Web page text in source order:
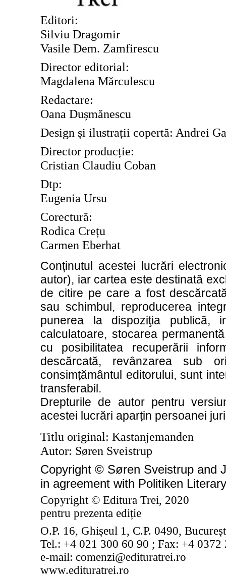
Editori:
Silviu Dragomir
Vasile Dem. Zamfirescu
Director editorial:
Magdalena Mărculescu
Redactare:
Oana Dușmănescu
Design și ilustrații copertă: Andrei
Director producție:
Cristian Claudiu Coban
Dtp:
Eugenia Ursu
Corectură:
Rodica Crețu
Carmen Eberhat
Conținutul acestei lucrări
autor), iar cartea este destinată
de citire pe care a fost
sau schimbul, reproducerea
punerea la dispoziţia publică,
calculatoare, stocarea
cu posibilitatea recuperării
descărcată, revânzarea sub
consimțământul editorului, sunt
transferabil.
Drepturile de autor pentru
acestei lucrări aparțin persoanei
Titlu original: Kastanjemanden
Autor: Søren Sveistrup
Copyright © Søren Sveistrup and
in agreement with Politiken
Copyright © Editura Trei, 2020
pentru prezenta ediție
O.P. 16, Ghișeul 1, C.P. 0490,
Tel.: +4 021 300 60 90 ; Fax: +4 0372
e-mail: comenzi@edituratrei.ro
www.edituratrei.ro